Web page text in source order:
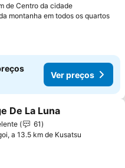
de Centro da cidade
montanha em todos os quartos
Ver preços
aos favoritos
De La Luna
61
a 13.5 km de Kusatsu